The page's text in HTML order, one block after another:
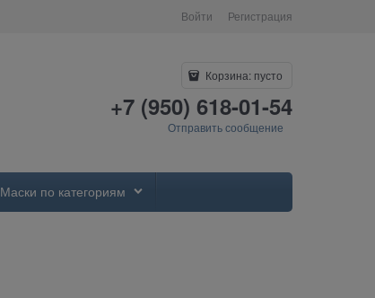
Войти Регистрация
Корзина: пусто
+7 (950) 618-01-54
Отправить сообщение
Маски по категориям